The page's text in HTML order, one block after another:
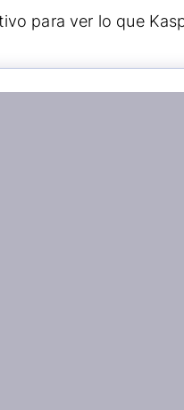
para ver lo que